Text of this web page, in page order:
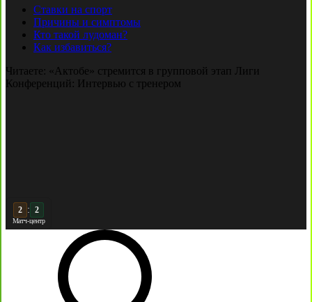
Ставки на спорт
Причины и симптомы
Кто такой лудоман?
Как избавиться?
Читаете: «Актобе» стремится в групповой этап Лиги
Конференций: Интервью с тренером
3 :
Матч-центр